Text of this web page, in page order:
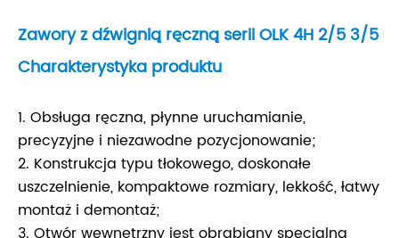
Zawory z dźwignią ręczną serii OLK 4H 2/5 3/5
Charakterystyka produktu
1. Obsługa ręczna, płynne uruchamianie,
precyzyjne i niezawodne pozycjonowanie;
2. Konstrukcja typu tłokowego, doskonałe
uszczelnienie, kompaktowe rozmiary, lekkość, łatwy
montaż i demontaż;